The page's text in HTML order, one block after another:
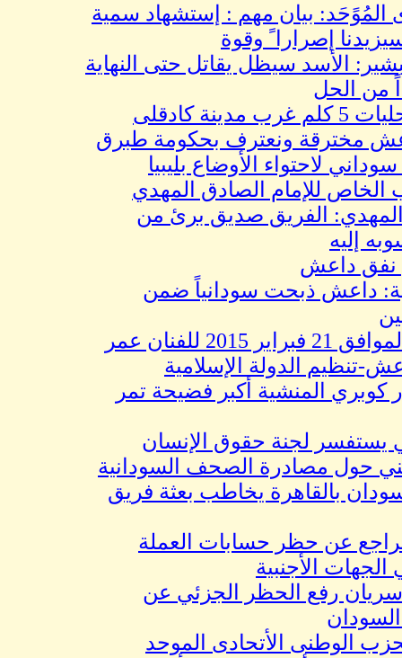
بيان مهم : إستشهاد سمية
إصرارا ً وقوة
سيظل يقاتل حتى النهاية
ونعترف بحكومة طبرق
لاحتواء الأوضاع بليبيا
للإمام الصادق المهدي
الفريق صديق برئ من
داعش
داعش ذبحت سودانياً ضمن
كاركاتير اليوم الموافق 21 فبراير 2015 للفنان عمر
الدولة الإسلامية
المنشية أكبر فضيحة تمر
لجنة حقوق الإنسان
مصادرة الصحف السودانية
بالقاهرة يخاطب بعثة فريق
عن حظر حسابات العملة
الأجنبية
رفع الحظر الجزئي عن
الأتحادى الموحد